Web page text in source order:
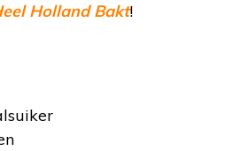
Holland Bakt!